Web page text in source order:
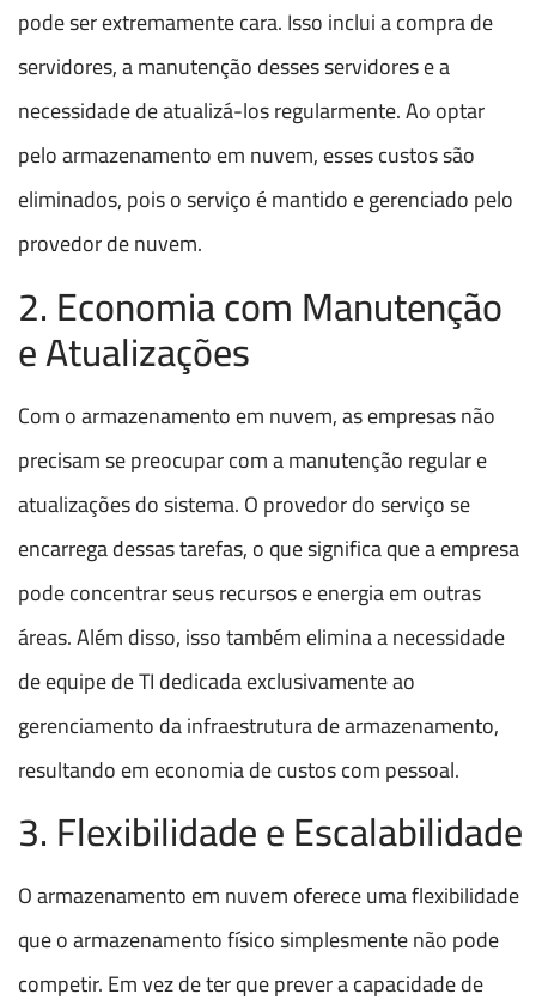
pode ser extremamente cara. Isso inclui a compra de
servidores, a manutenção desses servidores e a
necessidade de atualizá-los regularmente. Ao optar
pelo armazenamento em nuvem, esses custos são
eliminados, pois o serviço é mantido e gerenciado pelo
provedor de nuvem.
2. Economia com Manutenção
e Atualizações
Com o armazenamento em nuvem, as empresas não
precisam se preocupar com a manutenção regular e
atualizações do sistema. O provedor do serviço se
encarrega dessas tarefas, o que significa que a empresa
pode concentrar seus recursos e energia em outras
áreas. Além disso, isso também elimina a necessidade
de equipe de TI dedicada exclusivamente ao
gerenciamento da infraestrutura de armazenamento,
resultando em economia de custos com pessoal.
3. Flexibilidade e Escalabilidade
O armazenamento em nuvem oferece uma flexibilidade
que o armazenamento físico simplesmente não pode
competir. Em vez de ter que prever a capacidade de